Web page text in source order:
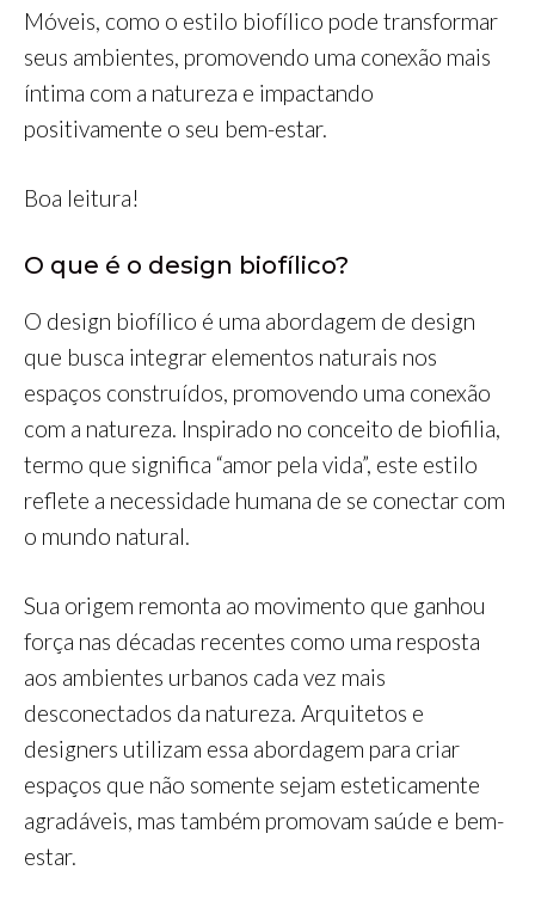
Móveis, como o estilo biofílico pode transformar
seus ambientes, promovendo uma conexão mais
íntima com a natureza e impactando
positivamente o seu bem-estar.
Boa leitura!
O que é o design biofílico?
O design biofílico é uma abordagem de design
que busca integrar elementos naturais nos
espaços construídos, promovendo uma conexão
com a natureza. Inspirado no conceito de biofilia,
termo que significa “amor pela vida”, este estilo
reflete a necessidade humana de se conectar com
o mundo natural.
Sua origem remonta ao movimento que ganhou
força nas décadas recentes como uma resposta
aos ambientes urbanos cada vez mais
desconectados da natureza. Arquitetos e
designers utilizam essa abordagem para criar
espaços que não somente sejam esteticamente
agradáveis, mas também promovam saúde e bem-
estar.